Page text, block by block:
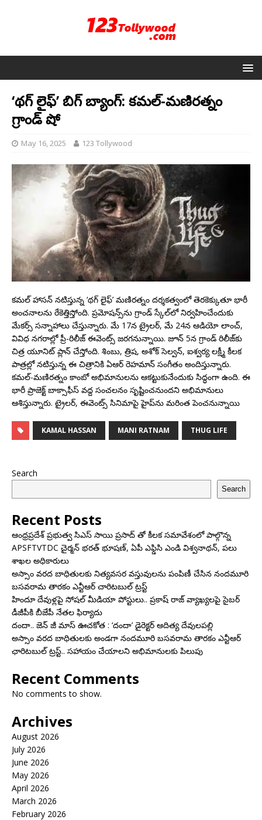
‘థగ్ లైఫ్’ బిగ్ బ్యాంగ్: కమల్-మణిరత్నం
గ్రాండ్ షో
May 16, 2025 123 Tollywood
కమల్ హాసన్ నటిస్తున్న ‘థగ్ లైఫ్’ మణిరత్నం దర్శకత్వంలో తెరకెక్కుతూ భారీ
అంచనాలను రేకెత్తిస్తోంది. ప్రమోషన్స్‌ను గ్రాండ్ స్కేల్‌లో నిర్వహించేందుకు
మేకర్స్ సన్నాహాలు చేస్తున్నారు. మే 17న ట్రైలర్, మే 24న ఆడియో లాంచ్,
వివిధ నగరాల్లో ప్రీ-రిలీజ్ ఈవెంట్స్ జరగనున్నాయి. జూన్ 5న గ్రాండ్ రిలీజ్‌కు
చిత్ర యూనిట్ ప్లాన్ చేస్తోంది. శింబు, త్రిష, అశోక్ సెల్వన్, ఐశ్వర్య లక్ష్మీ కీలక
పాత్రల్లో నటిస్తున్న ఈ చిత్రానికి ఏఆర్ రెహమాన్ సంగీతం అందిస్తున్నారు.
కమల్-మణిరత్నం కాంబో అభిమానులను ఆకట్టుకునేందుకు సిద్ధంగా ఉంది. ఈ
భారీ ప్రాజెక్ట్ బాక్సాఫీస్ వద్ద సంచలనం సృష్టించనుందని అభిమానులు
ఆశిస్తున్నారు. ట్రైలర్, ఈవెంట్స్ సినిమాపై హైప్‌ను మరింత పెంచనున్నాయి
KAMAL HASSAN MANI RATNAM THUG LIFE
Search
Search
Recent Posts
ఆంధ్రప్రదేశ్ ప్రభుత్వ సిఎస్ సాయి ప్రసాద్ తో కీలక సమావేశంలో పాల్గొన్న
APSFTVTDC చైర్మన్ భరత్ భూషణ్, ఏపీ ఎఫ్డిసి ఎండి విశ్వనాథన్, పలు
శాఖల అధికారులు
అస్సాం వరద బాధితులకు నిత్యవసర వస్తువులను పంపిణీ చేసిన నందమూరి
బసవరామ తారకం ఎన్టీఆర్ చారిటబుల్ ట్రస్ట్
హిందూ దేవుళ్లపై సోషల్ మీడియా పోస్టులు.. ప్రకాష్ రాజ్ వ్యాఖ్యలపై సైబర్
డీజీపీకి బీజేపీ నేతల ఫిర్యాదు
దందా.. జెన్ జీ మాస్ ఊచకోత : ‘దందా’ డైరెక్ట‌ర్ ఆదిత్య దేవులపల్లి
అస్సాం వరద బాధితులకు అండగా నందమూరి బసవరామ తారకం ఎన్టీఆర్
ఛారిటబుల్ ట్రస్ట్.. సహాయం చేయాలని అభిమానులకు పిలుపు
Recent Comments
No comments to show.
Archives
August 2026
July 2026
June 2026
May 2026
April 2026
March 2026
February 2026